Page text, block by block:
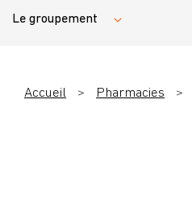
Le groupement
Accueil > Pharmacies >